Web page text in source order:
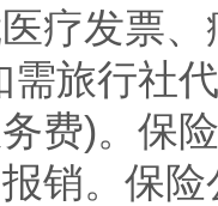
疗发票
需旅行社
费)。保
销。保